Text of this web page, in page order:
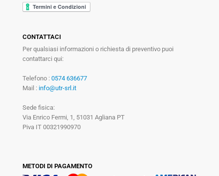
CONTATTACI
Per qualsiasi informazioni o richiesta di preventivo puoi
contattarci qui:
Telefono : 0574 636677
Mail : info@utr-srl.it
Sede fisica:
Via Enrico Fermi, 1, 51031 Agliana PT
Piva IT 00321990970
METODI DI PAGAMENTO